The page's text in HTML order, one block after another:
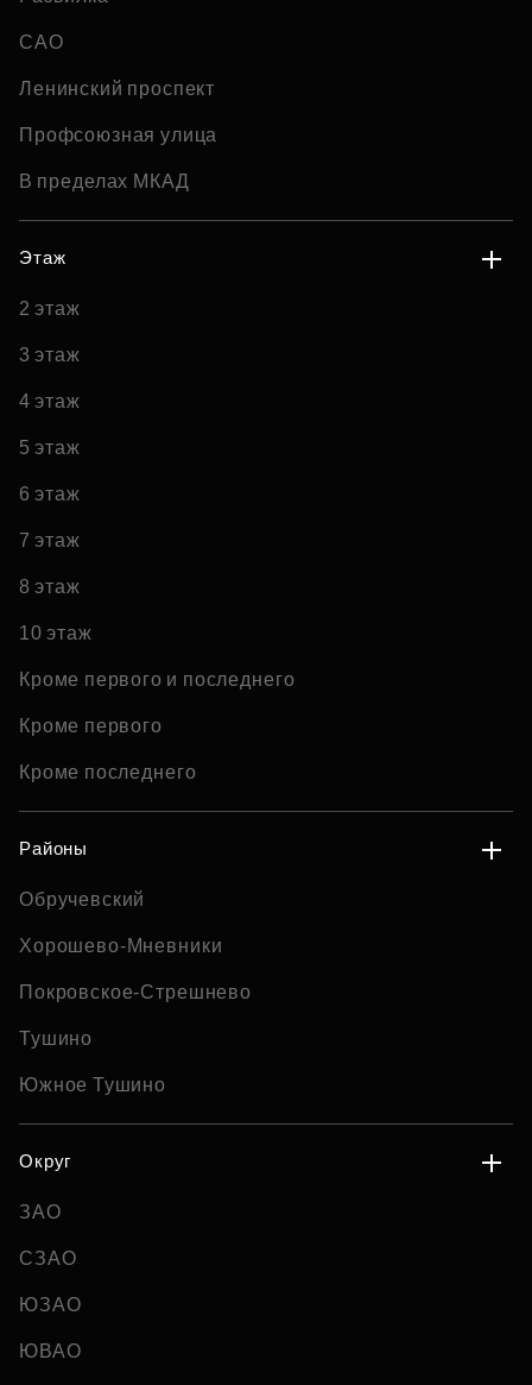
САО
Ленинский проспект
Профсоюзная улица
В пределах МКАД
Этаж
2 этаж
3 этаж
4 этаж
5 этаж
6 этаж
7 этаж
8 этаж
10 этаж
Кроме первого и последнего
Кроме первого
Кроме последнего
Районы
Обручевский
Хорошево-Мневники
Покровское-Стрешнево
Тушино
Южное Тушино
Округ
ЗАО
СЗАО
ЮЗАО
ЮВАО